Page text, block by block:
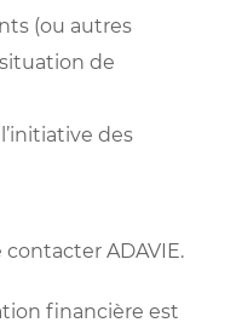
(ou autres
de
des
contacter ADAVIE.
financière est